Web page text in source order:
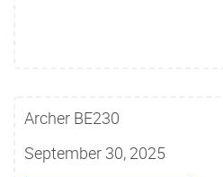
Archer BE230
September 30, 2025